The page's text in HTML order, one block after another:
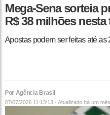
Mega-Sena sorteia
R$ 38 milhões nesta
Apostas podem ser feitas até as
Por Agência Brasil
07/07/2026 11:13:13 - Atualizado há um mês